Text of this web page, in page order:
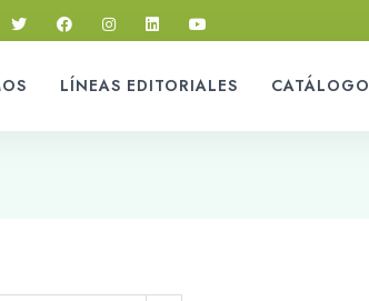
LÍNEAS EDITORIALES CATÁLOGO